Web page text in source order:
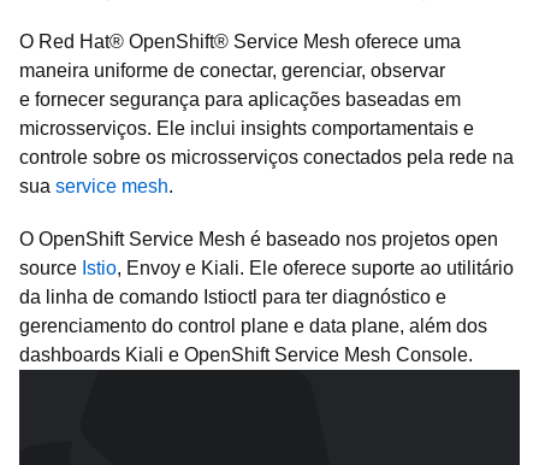
O Red Hat® OpenShift® Service Mesh oferece uma
maneira uniforme de conectar, gerenciar, observar
e fornecer segurança para aplicações baseadas em
microsserviços. Ele inclui insights comportamentais e
controle sobre os microsserviços conectados pela rede na
sua service mesh.
O OpenShift Service Mesh é baseado nos projetos open
source Istio, Envoy e Kiali. Ele oferece suporte ao utilitário
da linha de comando Istioctl para ter diagnóstico e
gerenciamento do control plane e data plane, além dos
dashboards Kiali e OpenShift Service Mesh Console.